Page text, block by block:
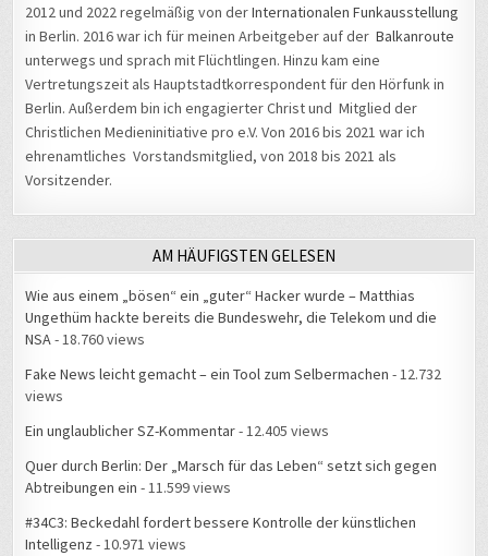
2012 und 2022 regelmäßig von derInternationalen Funkausstellung
in Berlin. 2016 war ich für meinen Arbeitgeber auf derBalkanroute
unterwegs und sprach mit Flüchtlingen. Hinzu kam eine
Vertretungszeit als Hauptstadtkorrespondent für den Hörfunk in
Berlin. Außerdem bin ich engagierter Christ und Mitglied der
Christlichen Medieninitiative pro e.V. Von 2016 bis 2021 war ich
ehrenamtliches Vorstandsmitglied, von 2018 bis 2021 als
Vorsitzender.
AM HÄUFIGSTEN GELESEN
Wie aus einem „bösen“ ein „guter“ Hacker wurde – Matthias
Ungethüm hackte bereits die Bundeswehr, die Telekom und die
NSA- 18.760 views
Fake News leicht gemacht – ein Tool zum Selbermachen - 12.732
views
Ein unglaublicher SZ-Kommentar- 12.405 views
Quer durch Berlin: Der „Marsch für das Leben“ setzt sich gegen
Abtreibungen ein - 11.599 views
#34C3: Beckedahl fordert bessere Kontrolle der künstlichen
Intelligenz - 10.971 views